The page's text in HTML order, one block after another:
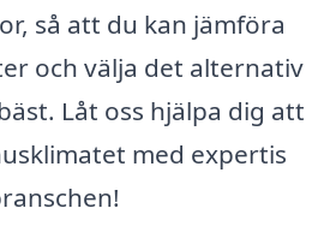
så att du kan jämföra
och välja det alternativ
Låt oss hjälpa dig att
med expertis